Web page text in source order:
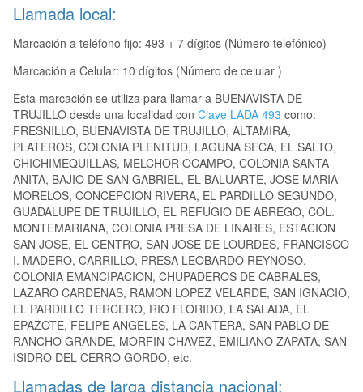
Llamada local:
Marcación a teléfono fijo: 493 + 7 dígitos (Número telefónico)
Marcación a Celular: 10 dígitos (Número de celular )
Esta marcación se utiliza para llamar a BUENAVISTA DE
TRUJILLO desde una localidad con Clave LADA 493 como:
FRESNILLO, BUENAVISTA DE TRUJILLO, ALTAMIRA,
PLATEROS, COLONIA PLENITUD, LAGUNA SECA, EL SALTO,
CHICHIMEQUILLAS, MELCHOR OCAMPO, COLONIA SANTA
ANITA, BAJIO DE SAN GABRIEL, EL BALUARTE, JOSE MARIA
MORELOS, CONCEPCION RIVERA, EL PARDILLO SEGUNDO,
GUADALUPE DE TRUJILLO, EL REFUGIO DE ABREGO, COL.
MONTEMARIANA, COLONIA PRESA DE LINARES, ESTACION
SAN JOSE, EL CENTRO, SAN JOSE DE LOURDES, FRANCISCO
I. MADERO, CARRILLO, PRESA LEOBARDO REYNOSO,
COLONIA EMANCIPACION, CHUPADEROS DE CABRALES,
LAZARO CARDENAS, RAMON LOPEZ VELARDE, SAN IGNACIO,
EL PARDILLO TERCERO, RIO FLORIDO, LA SALADA, EL
EPAZOTE, FELIPE ANGELES, LA CANTERA, SAN PABLO DE
RANCHO GRANDE, MORFIN CHAVEZ, EMILIANO ZAPATA, SAN
ISIDRO DEL CERRO GORDO, etc.
Llamadas de larga distancia nacional: